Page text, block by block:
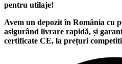
pentru utilaje!
Avem un depozitîn România cu
asigurând livrare rapidă, și
certificate CE, la prețuri